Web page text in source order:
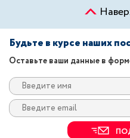
Будьте в курсе наших
Оставьте ваши данные в